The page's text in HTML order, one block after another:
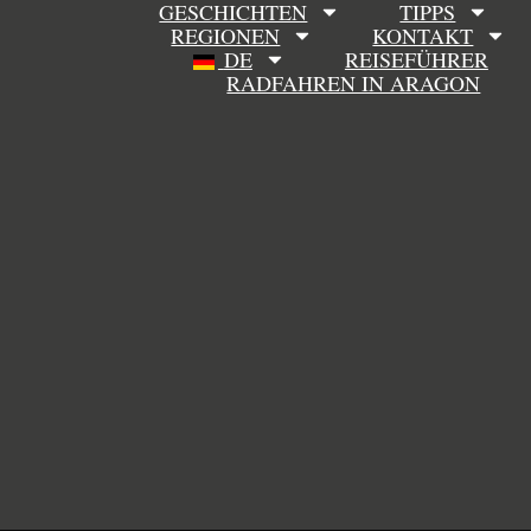
GESCHICHTEN
TIPPS
REGIONEN
KONTAKT
DE
REISEFÜHRER
RADFAHREN IN ARAGON